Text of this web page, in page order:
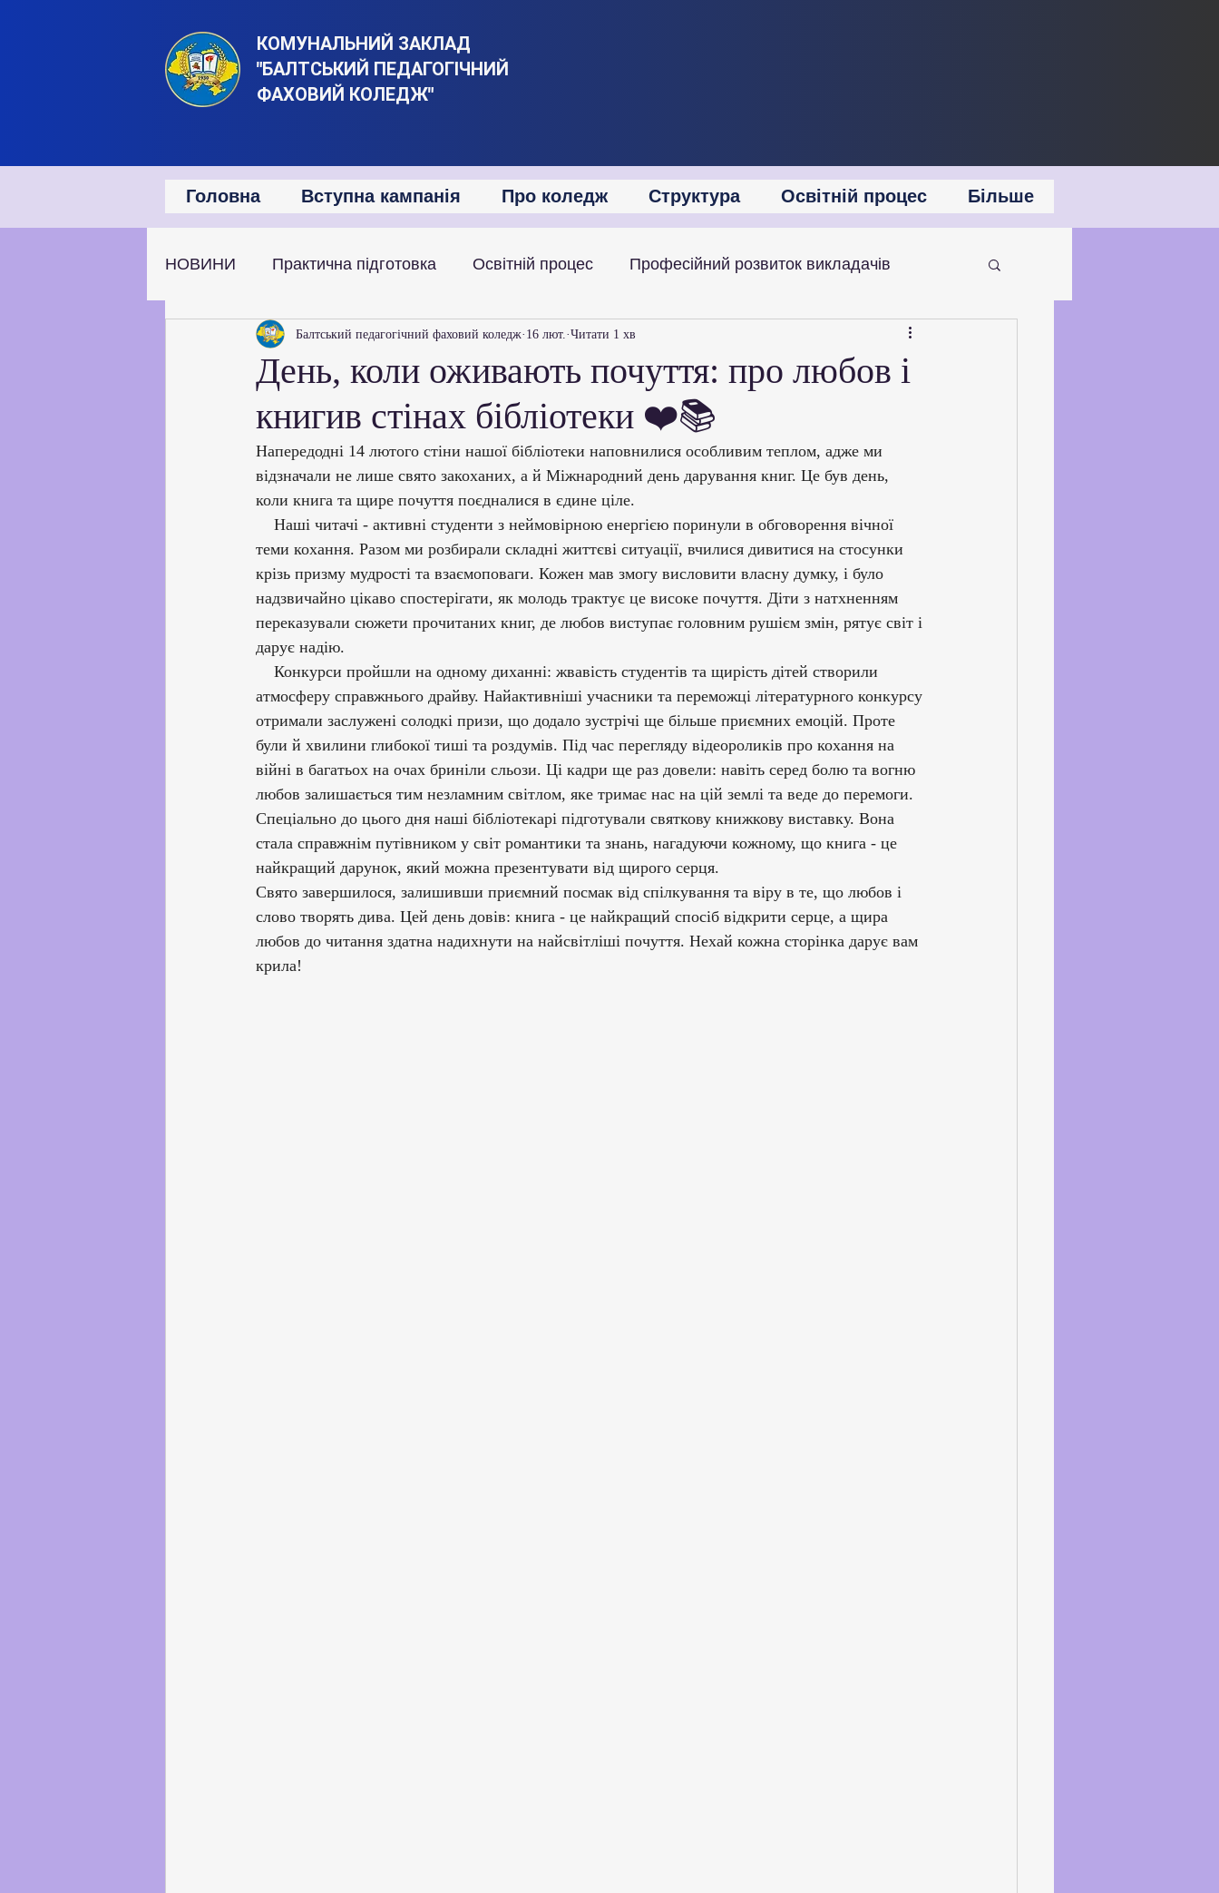
КОМУНАЛЬНИЙ ЗАКЛАД
"БАЛТСЬКИЙ ПЕДАГОГІЧНИЙ
ФАХОВИЙ КОЛЕДЖ"
Головна Вступна кампанія Про коледж Структура Освітній процес Більше
НОВИНИ Практична підготовка Освітній процес Професійний розвиток викладачів
Наукова та дослідницька діяльність Академічна мобільність
Партнерство з українськими ЗВО Робота зі здобувачами освіти
Профорієнтаційна робота Забезпечення якості освіти Співпраця зі стейкхолдерами
Соціальні та громадські ініціативи Досягнення студентів та викладачів
Академічна доброчесність Громадські ініціативи
День, коли оживають почуття: про любов і
книгив стінах бібліотеки ❤️📚
Балтський педагогічний фаховий коледж 16 лют. Читати 1 хв
Напередодні 14 лютого стіни нашої бібліотеки наповнилися особливим теплом, адже ми
відзначали не лише свято закоханих, а й Міжнародний день дарування книг. Це був день,
коли книга та щире почуття поєдналися в єдине ціле.
​    Наші читачі - активні студенти з неймовірною енергією поринули в обговорення вічної
теми кохання. Разом ми розбирали складні життєві ситуації, вчилися дивитися на стосунки
крізь призму мудрості та взаємоповаги. Кожен мав змогу висловити власну думку, і було
надзвичайно цікаво спостерігати, як молодь трактує це високе почуття. Діти з натхненням
переказували сюжети прочитаних книг, де любов виступає головним рушієм змін, рятує світ і
дарує надію.
​    Конкурси пройшли на одному диханні: жвавість студентів та щирість дітей створили
атмосферу справжнього драйву. Найактивніші учасники та переможці літературного конкурсу
отримали заслужені солодкі призи, що додало зустрічі ще більше приємних емоцій. Проте
були й хвилини глибокої тиші та роздумів. Під час перегляду відеороликів про кохання на
війні в багатьох на очах бриніли сльози. Ці кадри ще раз довели: навіть серед болю та вогню
любов залишається тим незламним світлом, яке тримає нас на цій землі та веде до перемоги.
​Спеціально до цього дня наші бібліотекарі підготували святкову книжкову виставку. Вона
стала справжнім путівником у світ романтики та знань, нагадуючи кожному, що книга - це
найкращий дарунок, який можна презентувати від щирого серця.
​Свято завершилося, залишивши приємний посмак від спілкування та віру в те, що любов і
слово творять дива. Цей день довів: книга - це найкращий спосіб відкрити серце, а щира
любов до читання здатна надихнути на найсвітліші почуття. Нехай кожна сторінка дарує вам
крила!